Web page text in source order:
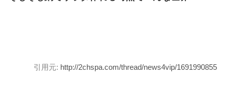
引用元: http://2chspa.com/thread/news4vip/1691990855